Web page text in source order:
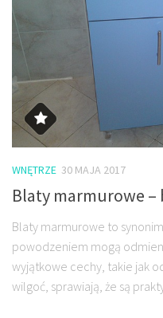
WNĘTRZE 30 MAJA 2017
Blaty marmurowe –
Blaty marmurowe to
powodzeniem mogą
wyjątkowe cechy, takie jak
wilgoć, sprawiają, że są